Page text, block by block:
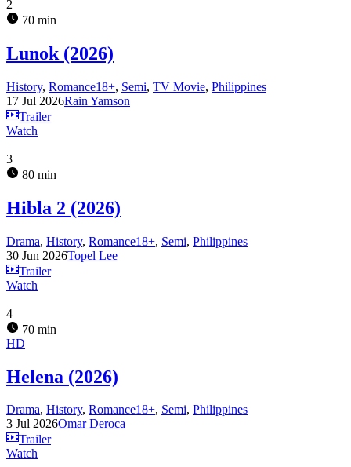
2
70 min
Lunok (2026)
History, Romance18+, Semi, TV Movie, Philippines
17 Jul 2026Rain Yamson
Trailer
Watch
3
80 min
Hibla 2 (2026)
Drama, History, Romance18+, Semi, Philippines
30 Jun 2026Topel Lee
Trailer
Watch
4
70 min
HD
Helena (2026)
Drama, History, Romance18+, Semi, Philippines
3 Jul 2026Omar Deroca
Trailer
Watch